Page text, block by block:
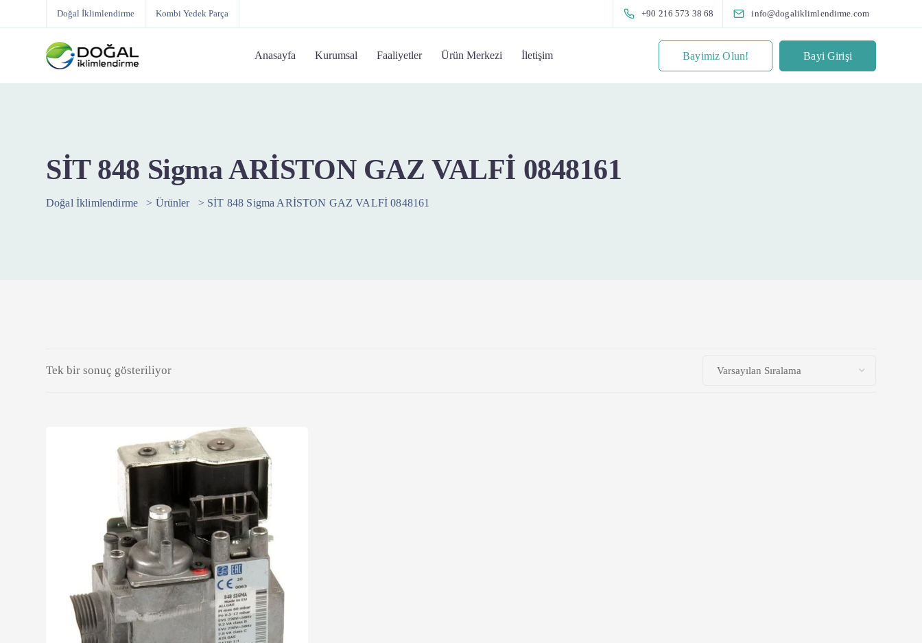
Doğal İklimlendirme Kombi Yedek Parça +90 216 573 38 68 info@dogaliklimlendirme.com
Anasayfa Kurumsal Faaliyetler Ürün Merkezi İletişim Bayimiz Olun! Bayi Girişi
SİT 848 Sigma ARİSTON GAZ VALFİ 0848161
Doğal İklimlendirme > Ürünler > SİT 848 Sigma ARİSTON GAZ VALFİ 0848161
Tek bir sonuç gösteriliyor